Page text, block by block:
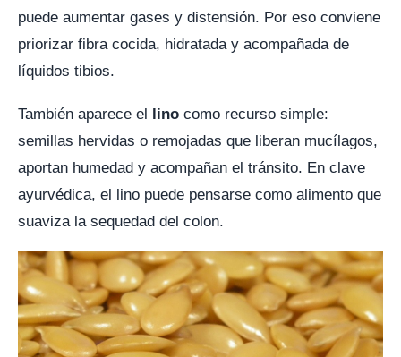
puede aumentar gases y distensión. Por eso conviene
priorizar fibra cocida, hidratada y acompañada de
líquidos tibios.
También aparece el lino como recurso simple:
semillas hervidas o remojadas que liberan mucílagos,
aportan humedad y acompañan el tránsito. En clave
ayurvédica, el lino puede pensarse como alimento que
suaviza la sequedad del colon.